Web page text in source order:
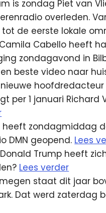
is zondag Piet van
overleden.
de eerste lokale
Cabello heeft
zondagavond in
beste video naar
hoofdredacteur
per 1 januari Richard
heeft zondagmiddag
DMN geopend. Lees
Trump heeft
Lees verder
staat dit jaar
Dat werd zaterdag